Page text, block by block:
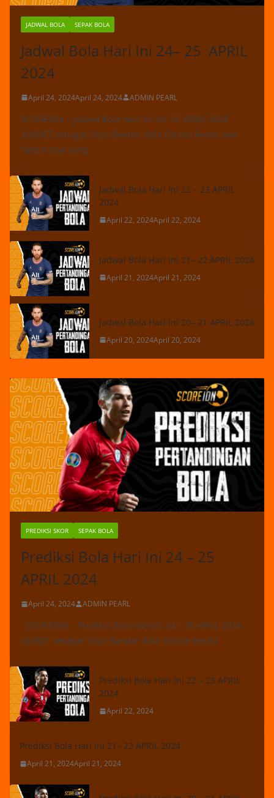
JADWAL BOLA SEPAK BOLA
Jadwal Bola Hari Ini 24– 25 APRIL
2024
April 24, 2024April 24, 2024 ADMIN PEARL
SCOREIDN – Jadwal Bola Hari Ini 24– 25 APRIL 2024
:IOSBET sebagai Situs Bandar Bola Online Resmi dan
Terpercaya yang
Jadwal Bola Hari Ini 22 – 23 APRIL
2024
April 22, 2024April 22, 2024
Jadwal Bola Hari Ini 21– 22 APRIL 2024
April 21, 2024April 21, 2024
Jadwal Bola Hari Ini 20– 21 APRIL 2024
April 20, 2024April 20, 2024
PREDIKSI SKOR SEPAK BOLA
Prediksi Bola Hari Ini 24 – 25
APRIL 2024
April 24, 2024 ADMIN PEARL
SCOREIDN – Prediksi Bola Hari Ini 24 – 25 APRIL 2024 :
IOSBET sebagai Situs Bandar Bola Online Resmi
Prediksi Bola Hari Ini 22 – 23 APRIL
2024
April 22, 2024
Prediksi Bola Hari Ini 21– 22 APRIL 2024
April 21, 2024April 21, 2024